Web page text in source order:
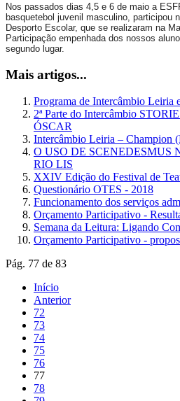
Nos passados dias 4,5 e 6 de maio a
basquetebol juvenil masculino, participou
Desporto Escolar, que se realizaram na
Participação empenhada dos nossos
segundo lugar.
Mais artigos...
Programa de Intercâmbio Leiria
2ª Parte do Intercâmbio
ÓSCAR
Intercâmbio Leiria – Champion
O USO DE SCENEDESMUS
RIO LIS
XXIV Edição do Festival de
Questionário OTES - 2018
Funcionamento dos serviços
Orçamento Participativo -
Semana da Leitura: Ligando
Orçamento Participativo -
Pág. 77 de 83
Início
Anterior
72
73
74
75
76
77
78